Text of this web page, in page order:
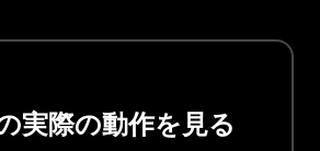
実際の動作を見る